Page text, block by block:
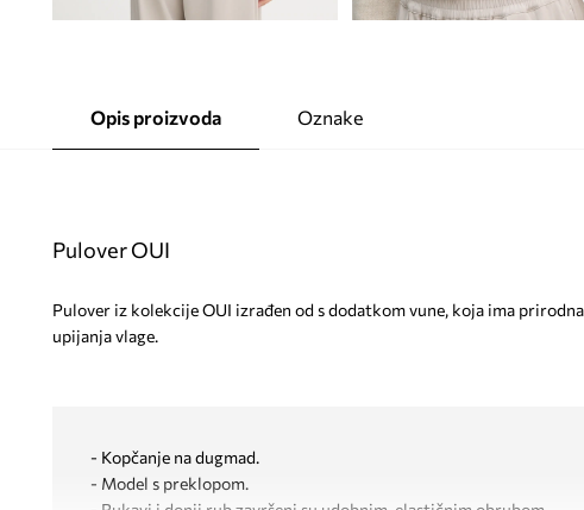
Opis proizvoda Oznake
Pulover OUI
Pulover iz kolekcije OUI izrađen od s dodatkom vune, koja ima
upijanja vlage.
- Kopčanje na dugmad.
- Model s preklopom.